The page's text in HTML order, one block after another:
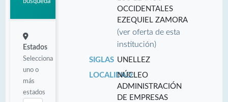
Estados
Selecciona
uno o
más
estados
OCCIDENTALES
EZEQUIEL ZAMORA
(ver oferta de esta
institución)
SIGLAS UNELLEZ
LOCALIDAD:NÚCLEO
ADMINISTRACIÓN
DE EMPRESAS